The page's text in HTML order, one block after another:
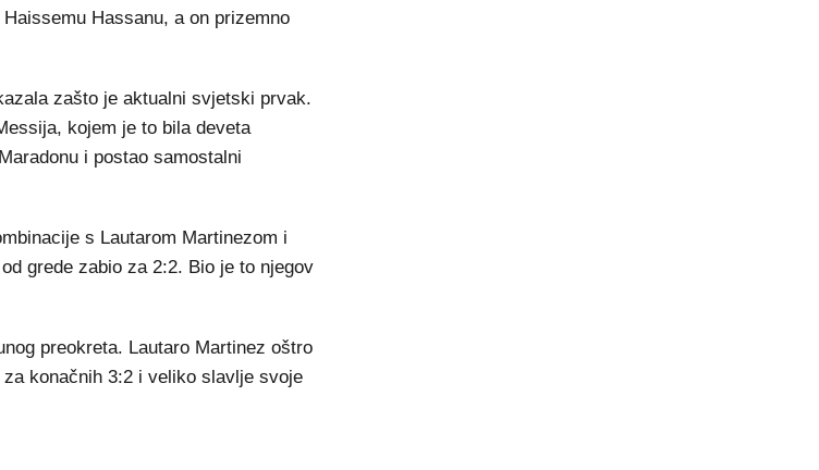
Hassanu, a on prizemno
zašto je aktualni svjetski prvak.
kojem je to bila deveta
i postao samostalni
s Lautarom Martinezom i
grede zabio za 2:2. Bio je to njegov
preokreta. Lautaro Martinez oštro
konačnih 3:2 i veliko slavlje svoje